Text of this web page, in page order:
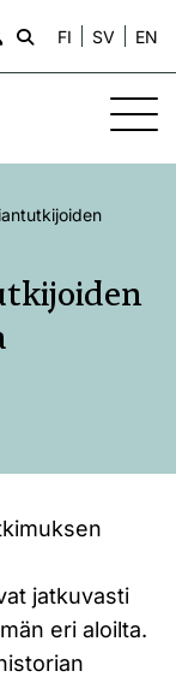
FI SV EN
jatkuvasti
eri aloilta.